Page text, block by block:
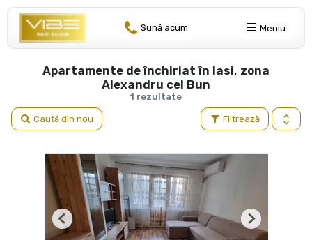
Sună acum Meniu
1 rezultate
Apartamente de închiriat în Iasi, zona
Alexandru cel Bun
Filtrează
Caută din nou
Previous Next